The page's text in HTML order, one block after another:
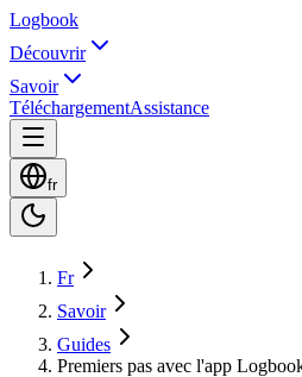
Logbook
Découvrir
Savoir
TéléchargementAssistance
fr
Fr
Savoir
Guides
Premiers pas avec l'app